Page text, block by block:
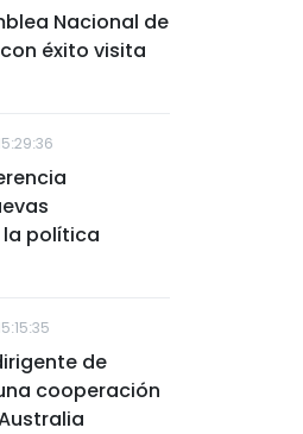
Nacional de
éxito visita
política
de
cooperación